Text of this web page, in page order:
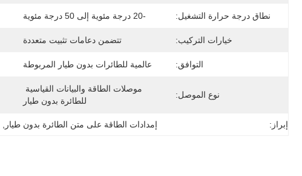
نطاق درجة حرارة التشغيل: -20 درجة مئوية إلى 50 درجة مئوية
خيارات التركيب: تتضمن دعامات تثبيت متعددة
التوافق: عالمية للطائرات بدون طيار المربوطة
نوع الموصل:
للطائرة بدون طيار
إبراز: إمدادات الطاقة على متن الطائرة بدون طيار